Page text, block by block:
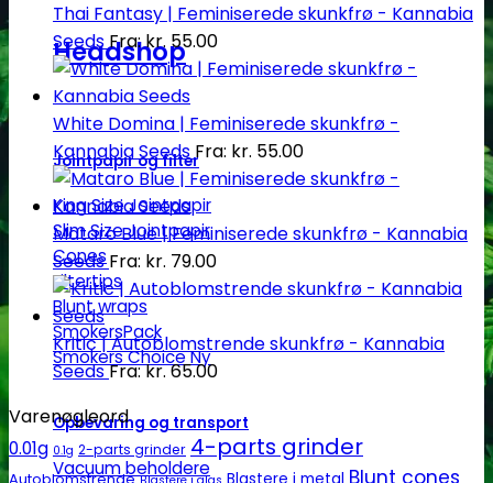
Headshop
Jointpapir og filter
King Size Jointpapir
Slim Size Jointpapir
Cones
Filtertips
Blunt wraps
SmokersPack
Smokers Choice
Opbevaring og transport
Vacuum beholdere
Thai Fantasy | Feminiserede skunkfrø - Kannabia
SeedsFra:kr. 55.00
White Domina | Feminiserede skunkfrø -
Kannabia SeedsFra: kr. 55.00
Mataro Blue | Feminiserede skunkfrø - Kannabia
Seeds Fra: kr. 79.00
Kritic | Autoblomstrende skunkfrø - Kannabia
SeedsFra:kr.65.00
Varenøgleord
0.01g 0.1g 2-parts grinder 4-parts grinder